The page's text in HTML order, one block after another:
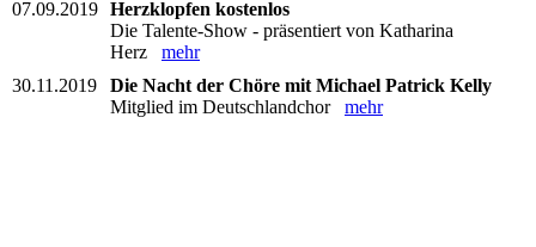
07.09.2019 Herzklopfen kostenlos
Die Talente-Show - präsentiert von Katharina
Herz mehr
30.11.2019
Die Nacht der Chöre mit Michael Patrick Kelly
Mitglied im Deutschlandchor mehr